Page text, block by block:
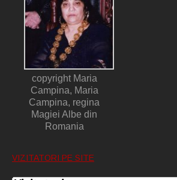
copyright Maria
Campina, Maria
Campina, regina
Magiei Albe din
Romania
VIZITATORI PE SITE